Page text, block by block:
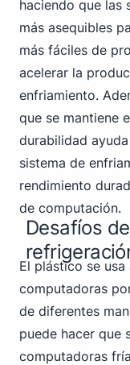
haciendo que las
más asequibles
más fáciles de
acelerar la
enfriamiento.
que se mantiene
durabilidad
sistema de
rendimiento
de computación.
Desafíos
El plástico se
computadoras
de diferentes
puede hacer que
computadoras